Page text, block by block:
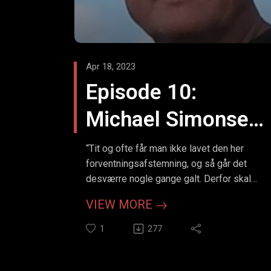
4,6 mio. kroner | Grundejernes
Investeringsfond
Støtte & Udvikling | Grundejernes
BYGGERIETS PODCAST
Episode 10:
Michael Simonsen,
Nu er det gået galt,
hvad sker der så?
Apr 18, 2023
“Tit og ofte får man ikke lavet den her
forventningsafstemning, og så går det
desværre nogle gange galt. Derfor skal
projektet.”. Michael Simonsen,
tømrermester og meget mere.
VIEW MORE
1 277